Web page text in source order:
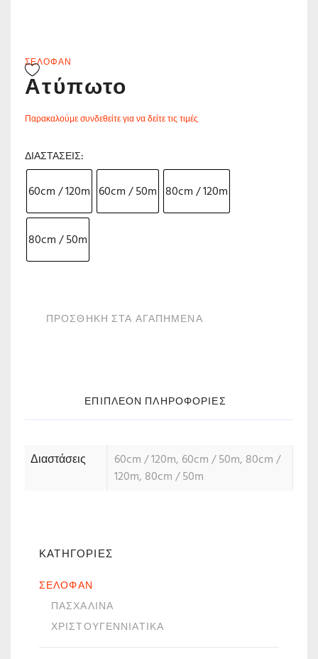
ΣΕΛΟΦΆΝ
Ατύπωτο
Παρακαλούμε συνδεθείτε για να δείτε τις τιμές
ΔΙΑΣΤΆΣΕΙΣ
60cm / 120m 60cm / 50m 80cm / 120m
80cm / 50m
ΠΡΟΣΘΗΚΗ ΣΤΑ ΑΓΑΠΗΜΕΝΑ
ΕΠΙΠΛΈΟΝ ΠΛΗΡΟΦΟΡΊΕΣ
Διαστάσεις
60cm / 120m, 60cm / 50m, 80cm /
120m, 80cm / 50m
ΚΑΤΗΓΟΡΙΕΣ
ΣΕΛΟΦΆΝ
ΠΑΣΧΑΛΙΝΆ
ΧΡΙΣΤΟΥΓΕΝΝΙΆΤΙΚΑ